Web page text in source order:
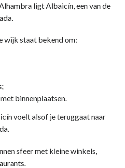
ligt Albaicín, een van de
wijk staat bekend om:
binnenplaatsen.
voelt alsof je teruggaat naar
sfeer met kleine winkels,